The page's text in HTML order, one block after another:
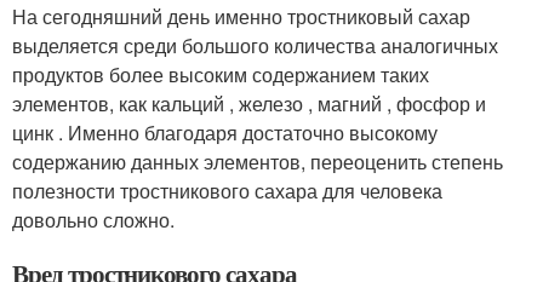
На сегодняшний день именно тростниковый сахар
выделяется среди большого количества аналогичных
продуктов более высоким содержанием таких
элементов, как кальций , железо , магний , фосфор и
цинк . Именно благодаря достаточно высокому
содержанию данных элементов, переоценить степень
полезности тростникового сахара для человека
довольно сложно.
Вред тростникового сахара